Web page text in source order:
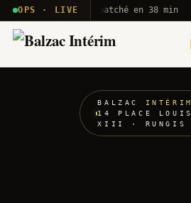
OPS · LIVE
A320 — agent dispatché en 38 min ·
BALZAC INTÉRIM
14 PLACE LOUIS
XIII · RUNGIS